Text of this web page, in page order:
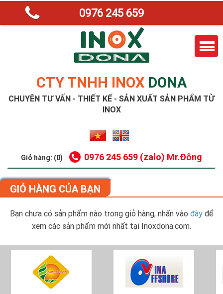
CTY TNHH INOX DONA
CHUYÊN TƯ VẤN - THIẾT KẾ - SẢN XUẤT SẢN PHẨM TỪ
INOX
Giỏ hàng: (0) 0976 245 659 (zalo) Mr.Đông
0976 245 659
GIỎ HÀNG CỦA BẠN
Bạn chưa có sản phẩm nào trong giỏ hàng, nhấn vào đâyđể
xem các sản phẩm mới nhất tại Inoxdona.com.